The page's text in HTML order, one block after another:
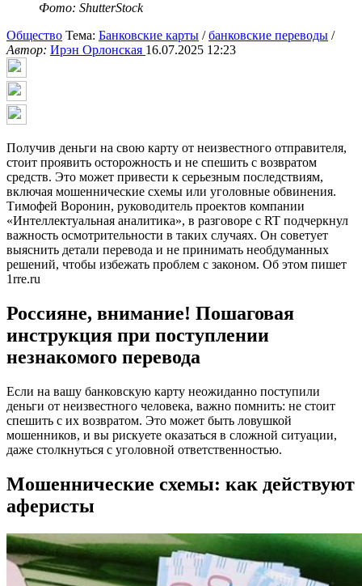
Фото: ShutterStock
Общество Тема: Банковские карты /банковские переводы /
Автор: Ирэн Орлонская 16.07.2025 12:23
Получив деньги на свою карту от неизвестного отправителя,
стоит проявить осторожность и не спешить с возвратом
средств. Это может привести к серьезным последствиям,
включая мошеннические схемы или уголовные обвинения.
Тимофей Воронин, руководитель проектов компании
«Интеллектуальная аналитика», в разговоре с RT подчеркнул
важность осмотрительности в таких случаях. Он советует
выяснить детали перевода и не принимать необдуманных
решений, чтобы избежать проблем с законом. Об этом пишет
1rre.ru
Россияне, внимание! Пошаговая
инструкция при поступлении
незнакомого перевода
Если на вашу банковскую карту неожиданно поступили
деньги от неизвестного человека, важно помнить: не стоит
спешить с их возвратом. Это может быть ловушкой
мошенников, и вы рискуете оказаться в сложной ситуации,
даже столкнуться с уголовной ответственностью.
Мошеннические схемы: как действуют
аферисты